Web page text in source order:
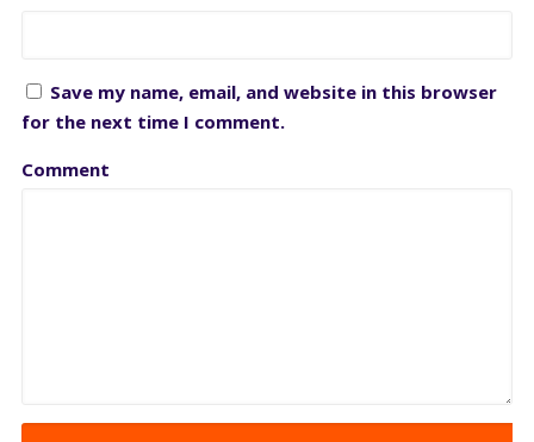
Save my name, email, and website in this browser
for the next time I comment.
Comment